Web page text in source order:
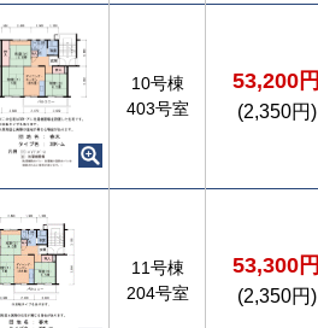
10号棟
403号室
53,200円
(2,350円)
11号棟
204号室
53,300円
(2,350円)